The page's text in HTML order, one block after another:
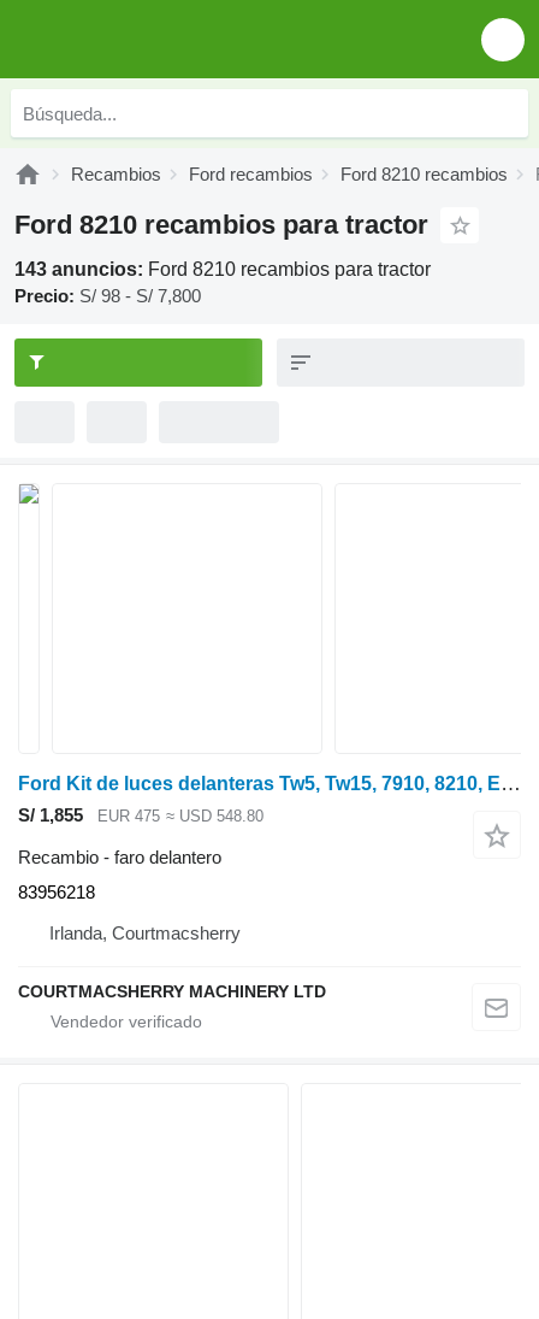
Recambios Ford recambios Ford 8210 recambios
Ford 8210 recambios para tractor
143 anuncios: Ford 8210 recambios para tractor
Precio: S/ 98 - S/ 7,800
Ford Kit de luces delanteras Tw5, Tw15, 7910, 8210, E1nn13n102 83956218 faro delantero para tractor de ruedas
S/ 1,855 EUR 475 ≈ USD 548.80
Recambio - faro delantero
83956218
Irlanda, Courtmacsherry
COURTMACSHERRY MACHINERY LTD